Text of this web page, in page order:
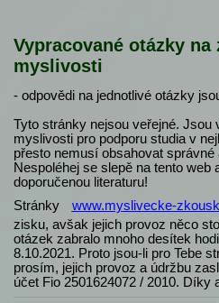
Vypracované otázky na
myslivosti
- odpovědi na jednotlivé otázky
Tyto stránky nejsou veřejné. Jsou
myslivosti pro podporu studia v
přesto nemusí obsahovat správné
Nespoléhej se slepě na tento web
doporučenou literaturu!
Stránky
www.myslivecke-
zisku, avšak jejich provoz něco
otázek zabralo mnoho desítek
8.10.2021. Proto jsou-li pro Tebe
prosím, jejich provoz a údržbu
účet Fio 2501624072 / 2010. Díky